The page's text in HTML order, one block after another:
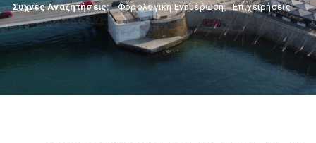
Συχνές Αναζητήσεις: Φορολογικη Ενημέρωση, Επιχειρήσεις